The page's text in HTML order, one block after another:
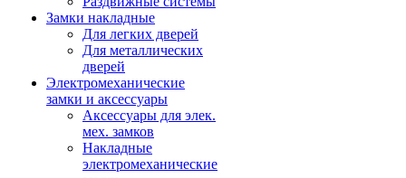
Замки накладные
Для легких дверей
Для металлических
дверей
Электромеханические
замки и аксессуары
Аксессуары для элек.
мех. замков
Накладные
электромеханические